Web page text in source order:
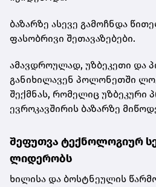
ბაზარზე ასევე გამოჩნდა
ფასობრივი შეთავაზებები.
ამავდროულად, უზბეკეთი და
განიხილავენ პოლონეთში
შექმნას, რომელიც უზბეკური
ევროკავშირის ბაზარზე
შეფუთვა ტექნოლოგიურ
ლიდერობს
ხილისა და ბოსტნეულის